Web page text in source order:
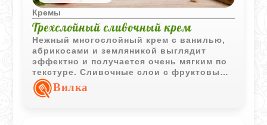
Кремы
Трехслойный сливочный крем
Нежный многослойный крем с ванилью,
абрикосами и земляникой выглядит
эффектно и получается очень мягким по
текстуре. Сливочные слои с фруктовыми
нотками делают десерт одновременно
легким и насыщенным.
Вилка